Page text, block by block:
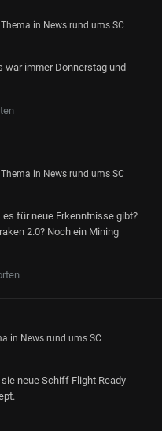
in News rund ums SC
war immer Donnerstag und
in News rund ums SC
für neue Erkenntnisse gibt?
2.0? Noch ein Mining
in News rund ums SC
neue Schiff Flight Ready